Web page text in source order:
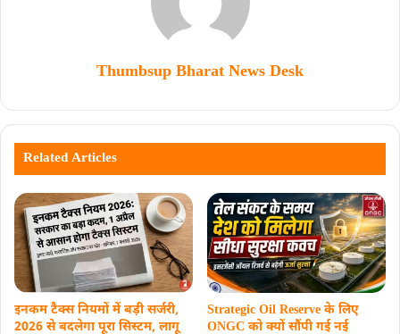
Thumbsup Bharat News Desk
Related Articles
इनकम टैक्स नियमों में बड़ी सर्जरी,
2026 से बदलेगा पूरा सिस्टम, लागू
Strategic Oil Reserve के लिए
ONGC को क्यों सौंपी गई नई